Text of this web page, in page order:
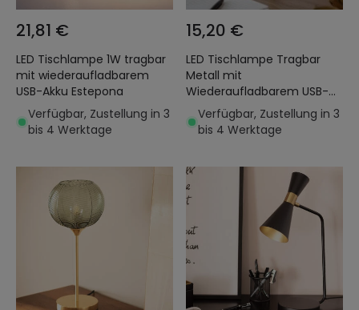
21,81 €
LED Tischlampe 1W tragbar
mit wiederaufladbarem
USB-Akku Estepona
Verfügbar, Zustellung in 3
bis 4 Werktage
15,20 €
LED Tischlampe Tragbar
Metall mit
Wiederaufladbarem USB-
Akku Ciara
Verfügbar, Zustellung in 3
bis 4 Werktage